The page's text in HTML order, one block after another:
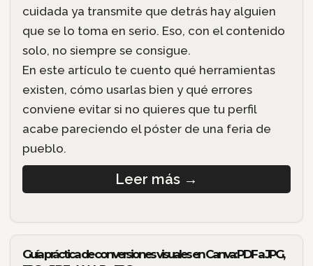
cuidada ya transmite que detrás hay alguien
que se lo toma en serio. Eso, con el contenido
solo, no siempre se consigue.
En este artículo te cuento qué herramientas
existen, cómo usarlas bien y qué errores
conviene evitar si no quieres que tu perfil
acabe pareciendo el póster de una feria de
pueblo.
Leer más →
Guía práctica de conversiones visuales en Canva: PDF a JPG,